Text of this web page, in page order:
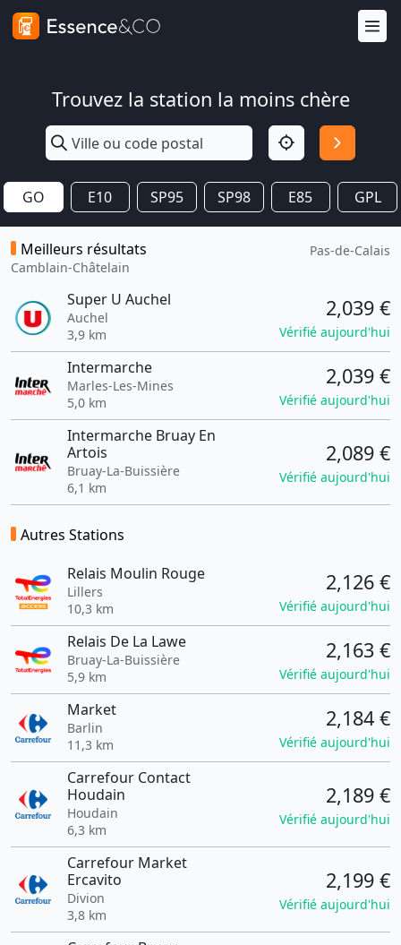
Trouvez la station la moins chère
GO E10 SP95 SP98 E85 GPL
Meilleurs résultats
Camblain-Châtelain
Pas-de-Calais
Super U Auchel
Auchel
3,9 km
2,039 €
Vérifié aujourd'hui
Intermarche
Marles-Les-Mines
5,0 km
2,039 €
Vérifié aujourd'hui
Intermarche Bruay En
Artois
Bruay-La-Buissière
6,1 km
2,089 €
Vérifié aujourd'hui
Autres Stations
Relais Moulin Rouge
Lillers
10,3 km
2,126 €
Vérifié aujourd'hui
Relais De La Lawe
Bruay-La-Buissière
5,9 km
2,163 €
Vérifié aujourd'hui
Market
Barlin
11,3 km
2,184 €
Vérifié aujourd'hui
Carrefour Contact
Houdain
Houdain
6,3 km
2,189 €
Vérifié aujourd'hui
Carrefour Market
Ercavito
Divion
3,8 km
2,199 €
Vérifié aujourd'hui